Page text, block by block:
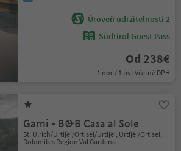
Úroveň udržitelnosti 2
Südtirol Guest Pass
Od 238€
1 noc / 1 byt Včetně DPH
Garni - B&B Casa al Sole
St. Ulrich/Urtijëi/Ortisei/Urtijëi, Urtijëi/Ortisei,
Dolomites Region Val Gardena